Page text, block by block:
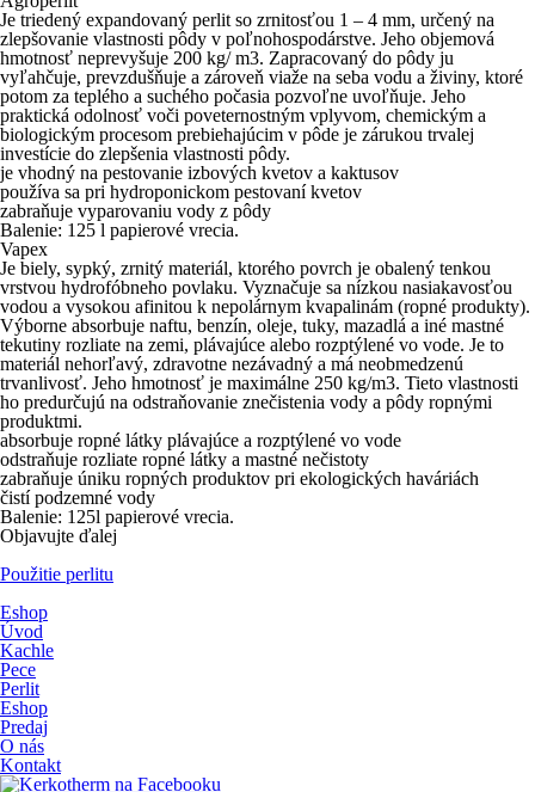
Je triedený expandovaný perlit so zrnitosťou 1 – 4 mm, určený na
zlepšovanie vlastnosti pôdy v poľnohospodárstve. Jeho objemová
hmotnosť neprevyšuje 200 kg/ m3. Zapracovaný do pôdy ju
vyľahčuje, prevzdušňuje a zároveň viaže na seba vodu a živiny, ktoré
potom za teplého a suchého počasia pozvoľne uvoľňuje. Jeho
praktická odolnosť voči poveternostným vplyvom, chemickým a
biologickým procesom prebiehajúcim v pôde je zárukou trvalej
investície do zlepšenia vlastnosti pôdy.
je vhodný na pestovanie izbových kvetov a kaktusov
používa sa pri hydroponickom pestovaní kvetov
zabraňuje vyparovaniu vody z pôdy
Balenie: 125 l papierové vrecia.
Vapex
Je biely, sypký, zrnitý materiál, ktorého povrch je obalený tenkou
vrstvou hydrofóbneho povlaku. Vyznačuje sa nízkou nasiakavosťou
vodou a vysokou afinitou k nepolárnym kvapalinám (ropné produkty).
Výborne absorbuje naftu, benzín, oleje, tuky, mazadlá a iné mastné
tekutiny rozliate na zemi, plávajúce alebo rozptýlené vo vode. Je to
materiál nehorľavý, zdravotne nezávadný a má neobmedzenú
trvanlivosť. Jeho hmotnosť je maximálne 250 kg/m3. Tieto vlastnosti
ho predurčujú na odstraňovanie znečistenia vody a pôdy ropnými
produktmi.
absorbuje ropné látky plávajúce a rozptýlené vo vode
odstraňuje rozliate ropné látky a mastné nečistoty
zabraňuje úniku ropných produktov pri ekologických haváriách
čistí podzemné vody
Balenie: 125l papierové vrecia.
Objavujte ďalej
Použitie perlitu
Eshop
Úvod
Kachle
Pece
Perlit
Eshop
Predaj
O nás
Kontakt